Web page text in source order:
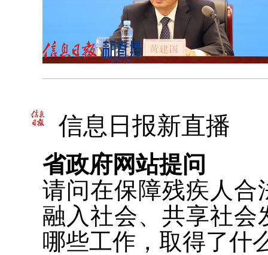
信息日报新直播
省政府网站提问
请问在保障残疾人合
融入社会、共享社会
哪些工作，取得了什